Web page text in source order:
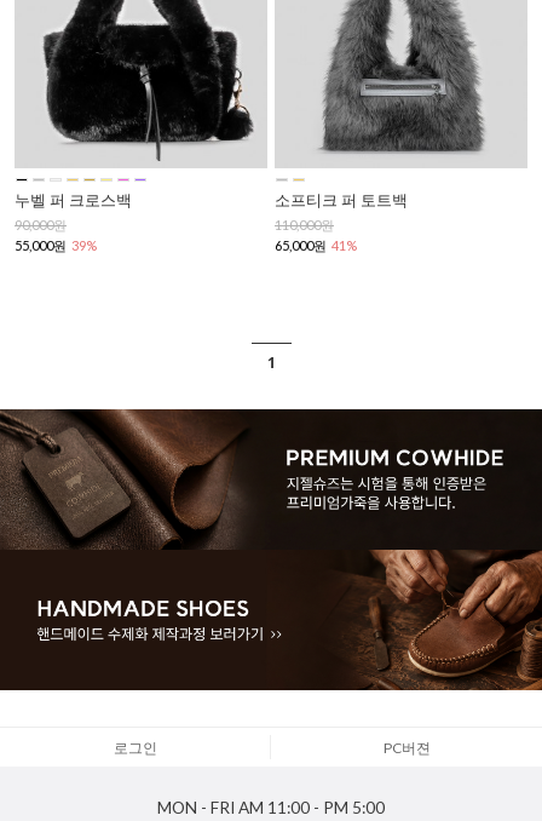
누벨 퍼 크로스백
90,000원
55,000원 39%
소프티크 퍼 토트백
110,000원
65,000원 41%
1
로그인 PC버젼
MON - FRI AM 11:00 - PM 5:00